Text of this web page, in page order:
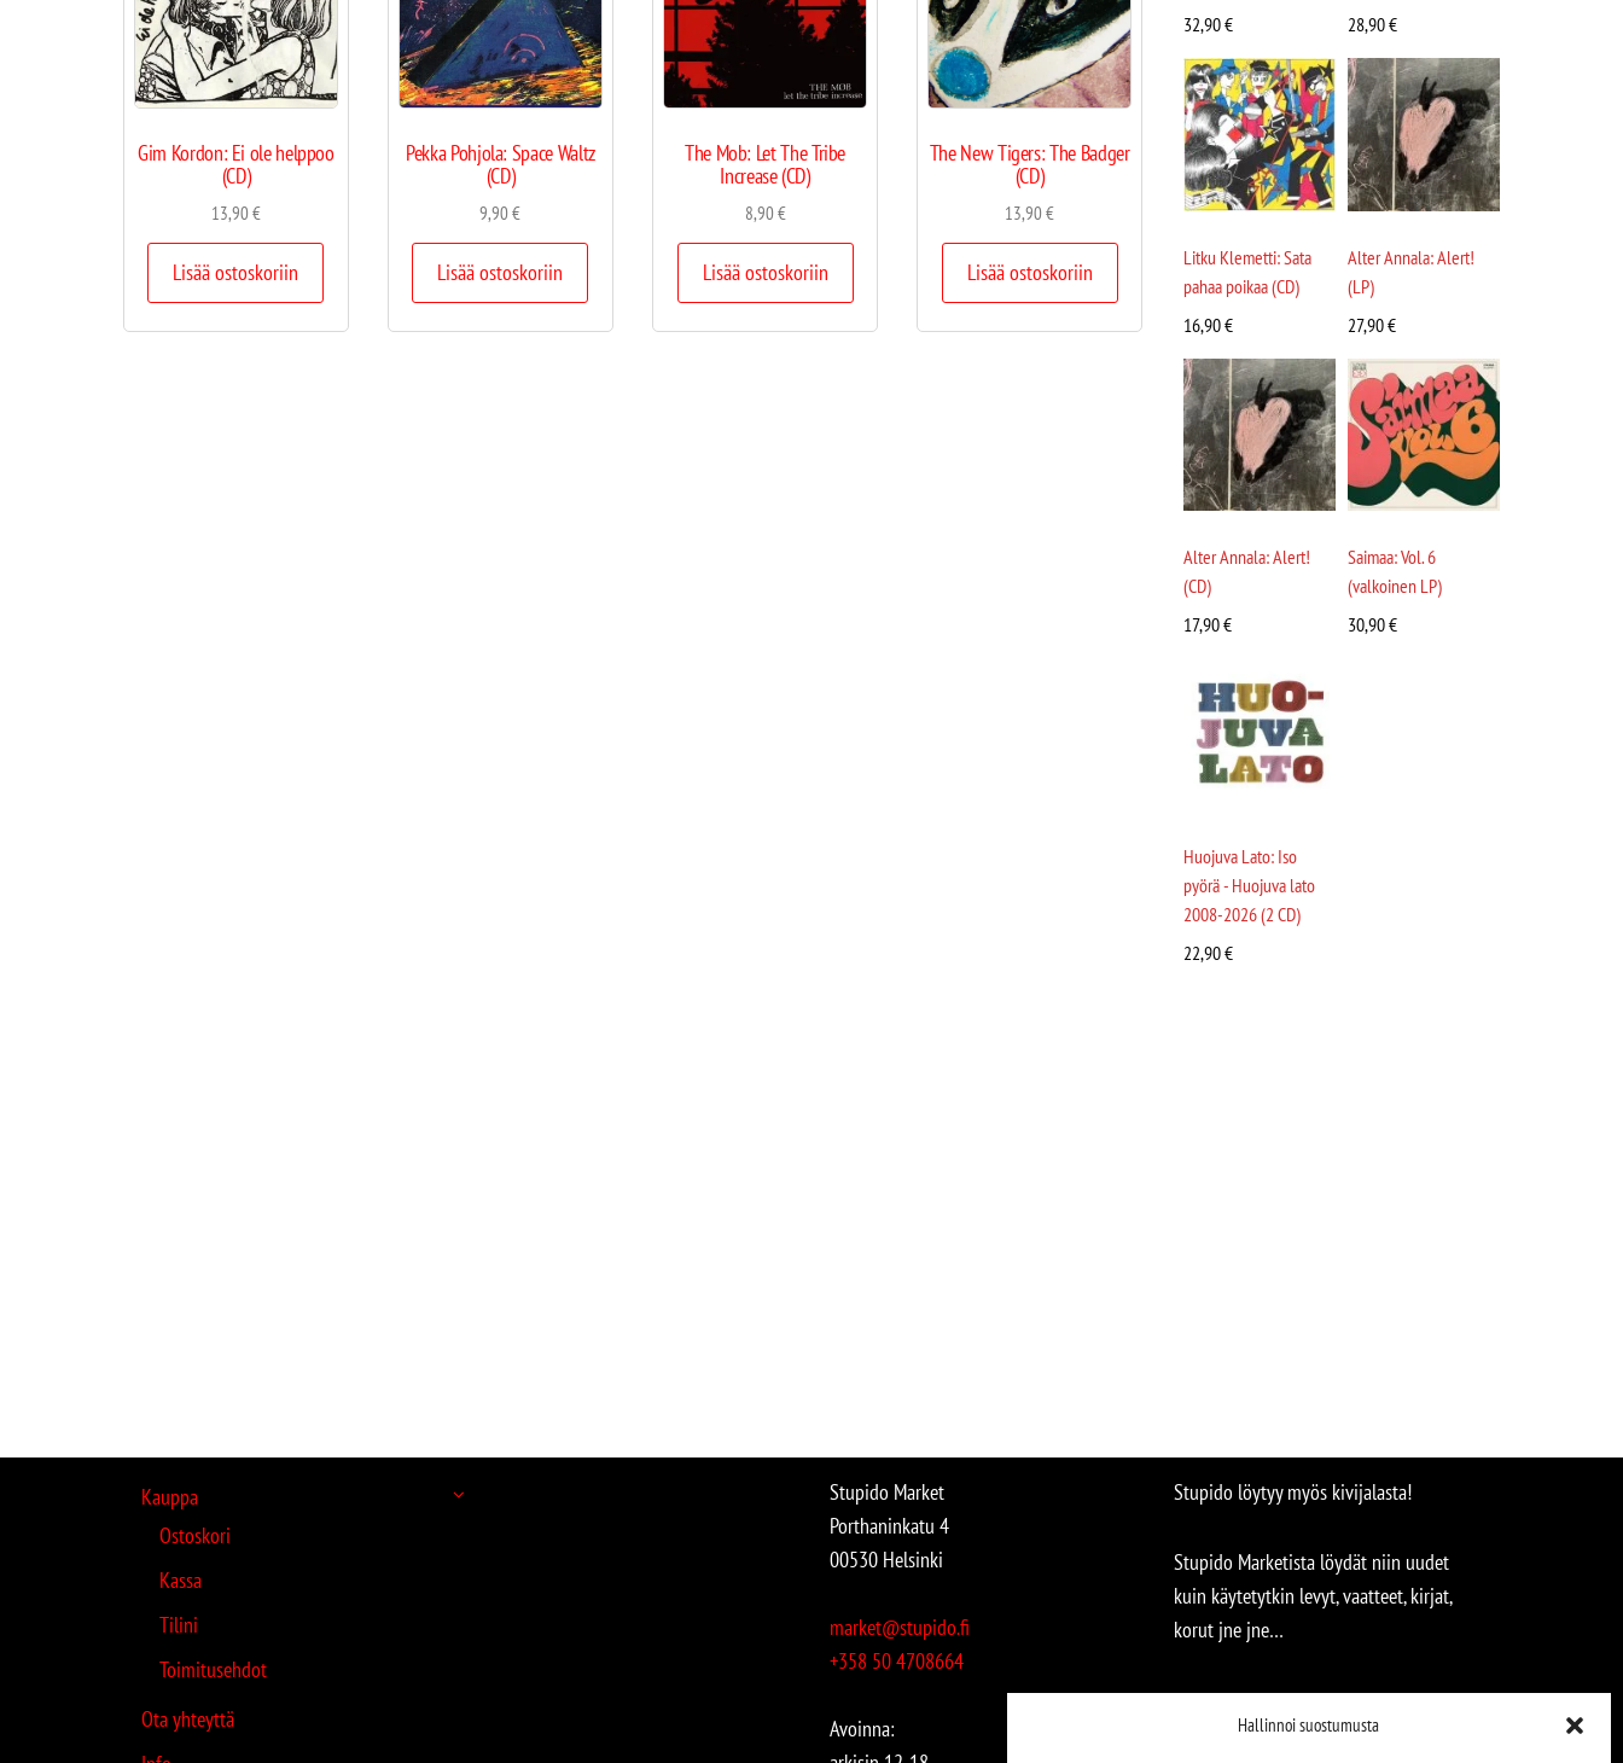
Hallinnoi suostumusta
Gim Kordon: Ei ole helppoo
(CD)
13,90€
Lisää ostoskoriin
Pekka Pohjola: Space Waltz
(CD)
9,90€
Lisää ostoskoriin
The Mob: Let The Tribe
Increase (CD)
8,90€
Lisää ostoskoriin
The New Tigers: The Badger
(CD)
13,90€
Lisää ostoskoriin
32,90€ 28,90€
Litku Klemetti: Sata
pahaa poikaa (CD)
16,90€
Alter Annala: Alert!
(LP)
27,90€
Alter Annala: Alert!
(CD)
17,90€
Saimaa: Vol. 6
(valkoinen LP)
30,90€
Huojuva Lato: Iso
pyörä - Huojuva lato
2008-2026 (2 CD)
22,90€
Kauppa
Ostoskori
Kassa
Tilini
Toimitusehdot
Ota yhteyttä
Stupido Market
Porthaninkatu 4
00530 Helsinki
market@stupido.fi
+358 50 4708664
Avoinna:
Stupido löytyy myös kivijalasta!
Stupido Marketista löydät niin uudet
kuin käytetytkin levyt, vaatteet, kirjat,
korut jne jne…